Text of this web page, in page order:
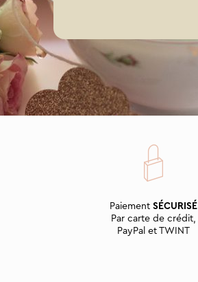
Paiement SÉCURISÉ
Par carte de crédit,
PayPal et TWINT